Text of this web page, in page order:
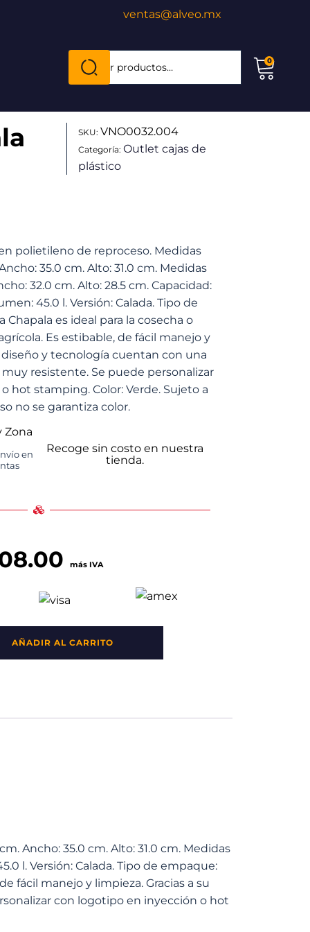
ventas@alveo.mx
Buscar
por:
Cuando hay resultados autocompletados,
0
SKU:VNO0032.004
Categoría:Outlet cajas de
plástico
polietileno de reproceso. Medidas
35.0 cm. Alto: 31.0 cm. Medidas
32.0 cm. Alto: 28.5 cm. Capacidad:
45.0 l. Versión: Calada. Tipo de
Chapala es ideal para la cosecha o
Es estibable, de fácil manejo y
diseño y tecnología cuentan con una
resistente. Se puede personalizar
hot stamping. Color: Verde. Sujeto a
no se garantiza color.
Zona
en
Recoge sin costo en nuestra
tienda.
más IVA
AÑADIR AL CARRITO
Ancho: 35.0 cm. Alto: 31.0 cm. Medidas
l. Versión: Calada. Tipo de empaque:
fácil manejo y limpieza. Gracias a su
con logotipo en inyección o hot